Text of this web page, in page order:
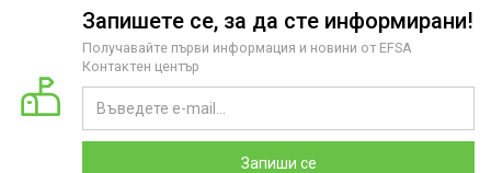
Запишете се, за да сте информирани!
Получавайте първи информация и новини от EFSA
Контактен център
Запиши се